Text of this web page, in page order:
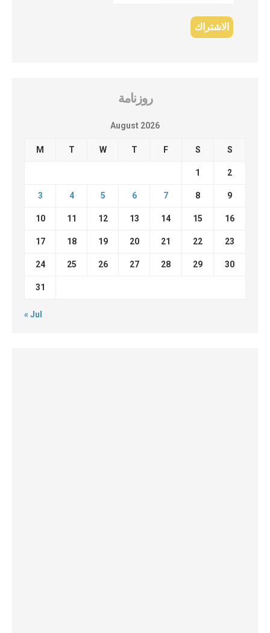
روزنامة
August 2026
M T W T F S S
1 2
3 4 5 6 7 8 9
10 11 12 13 14 15 16
17 18 19 20 21 22 23
24 25 26 27 28 29 30
31
« Jul